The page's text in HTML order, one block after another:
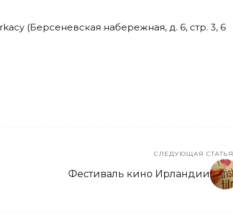
(Берсеневская набережная, д. 6, стр. 3, 6
СЛЕДУЮЩАЯ СТАТЬЯ
Фестиваль кино Ирландии